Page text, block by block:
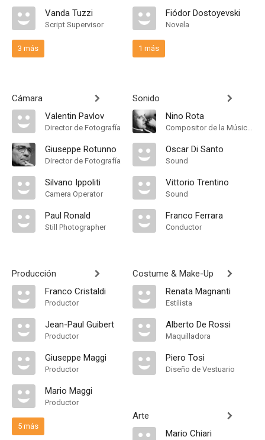
Vanda Tuzzi
Script Supervisor
3 más
Cámara
Valentin Pavlov
Director de Fotografía
Giuseppe Rotunno
Director de Fotografía
Silvano Ippoliti
Camera Operator
Paul Ronald
Still Photographer
Producción
Franco Cristaldi
Productor
Jean-Paul Guibert
Productor
Giuseppe Maggi
Productor
Mario Maggi
Productor
5 más
Fiódor Dostoyevski
Novela
1 más
Sonido
Nino Rota
Compositor de la Música Original
Oscar Di Santo
Sound
Vittorio Trentino
Sound
Franco Ferrara
Conductor
Costume & Make-Up
Renata Magnanti
Estilista
Alberto De Rossi
Maquilladora
Piero Tosi
Diseño de Vestuario
Arte
Mario Chiari